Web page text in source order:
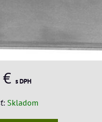
s DPH
Skladom